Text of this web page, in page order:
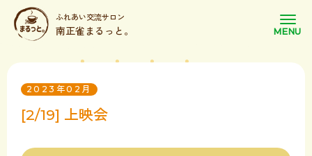
ふれあい交流サロン
南正雀まるっと。
2023年02月
[2/19] 上映会